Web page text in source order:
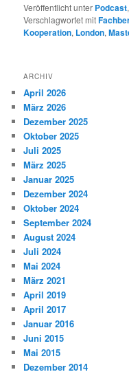
Veröffentlicht unter Podcast,
Verschlagwortet mit
Kooperation, London,
ARCHIV
April 2026
März 2026
Dezember 2025
Oktober 2025
Juli 2025
März 2025
Januar 2025
Dezember 2024
Oktober 2024
September 2024
August 2024
Juli 2024
Mai 2024
März 2021
April 2019
April 2017
Januar 2016
Juni 2015
Mai 2015
Dezember 2014